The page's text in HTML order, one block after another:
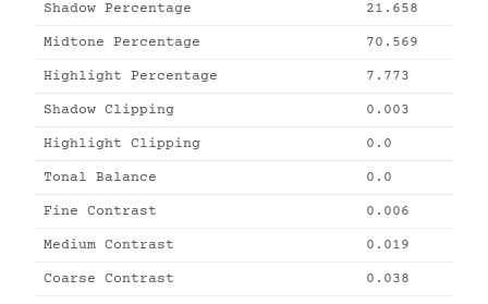
Shadow Percentage 21.658
Midtone Percentage 70.569
Highlight Percentage 7.773
Shadow Clipping 0.003
Highlight Clipping 0.0
Tonal Balance 0.0
Fine Contrast 0.006
Medium Contrast 0.019
Coarse Contrast 0.038